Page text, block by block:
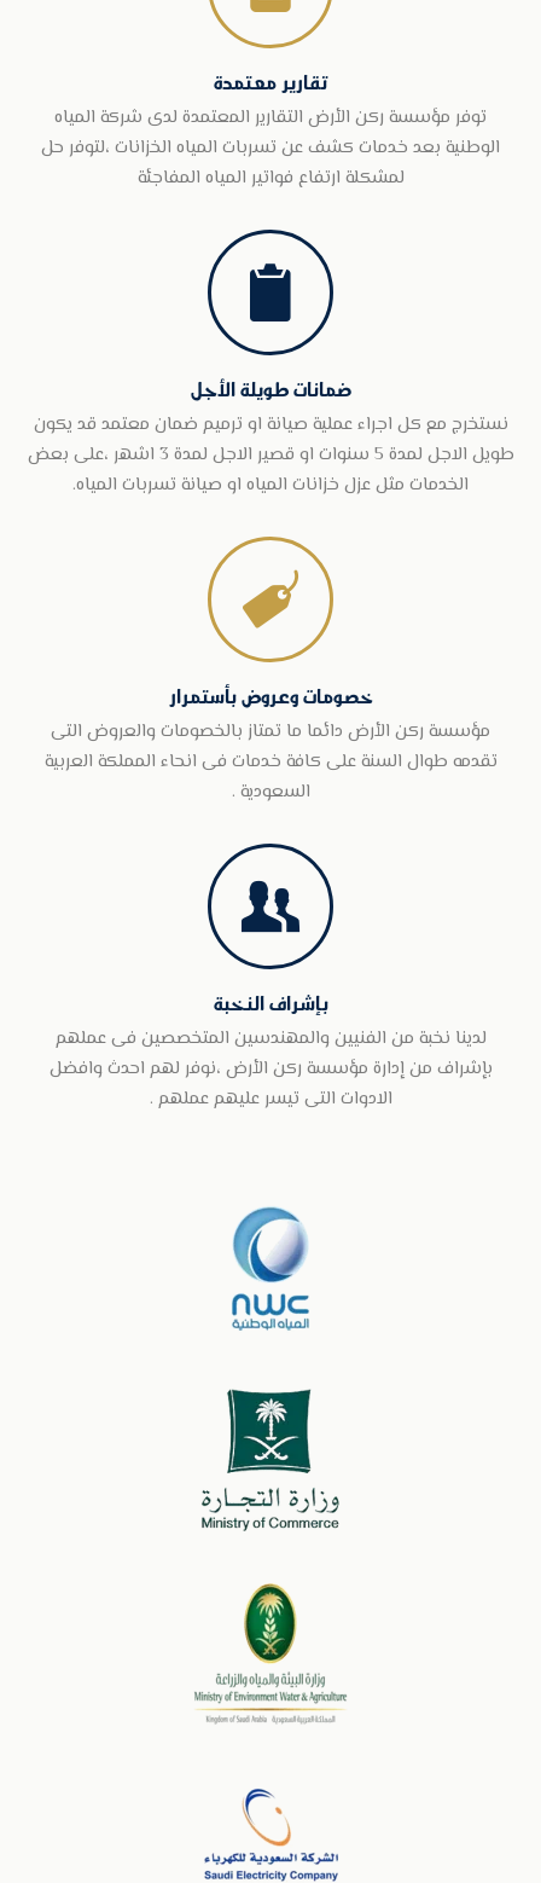
تقارير معتمدة
توفر مؤسسة ركن الأرض التقارير المعتمدة لدى شركة المياه
الوطنية بعد خدمات كشف عن تسربات المياه الخزانات ،لتوفر حل
لمشكلة ارتفاع فواتير المياه المفاجئة

ضمانات طويلة الأجل
نستخرج مع كل اجراء عملية صيانة او ترميم ضمان معتمد قد يكون
طويل الاجل لمدة 5 سنوات او قصير الاجل لمدة 3 اشهر ،على بعض
الخدمات مثل عزل خزانات المياه او صيانة تسربات المياه.

خصومات وعروض بأستمرار
مؤسسة ركن الأرض دائما ما تمتاز بالخصومات والعروض التى
تقدمه طوال السنة على كافة خدمات فى انحاء المملكة العربية
السعودية .

بإشراف النخبة
لدينا نخبة من الفنيين والمهندسين المتخصصين فى عملهم
بإشراف من إدارة مؤسسة ركن الأرض ،نوفر لهم احدث وافضل
الادوات التى تيسر عليهم عملهم .